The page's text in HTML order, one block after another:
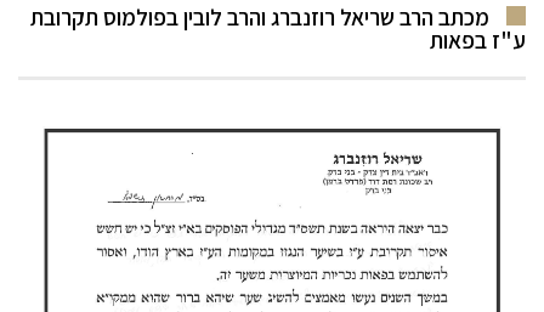
מכתב הרב שריאל רוזנברג והרב לובין בפולמוס תקרובת
ע"ז בפאות